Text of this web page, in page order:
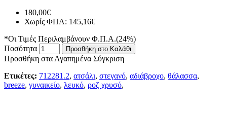
180,00€
Χωρίς ΦΠΑ: 145,16€
*Οι Τιμές Περιλαμβάνουν Φ.Π.Α.(24%)
Ποσότητα
Προσθήκη στο Καλάθι
Προσθήκη στα Αγαπημένα Σύγκριση
Ετικέτες: 712281.2, ατσάλι, στεγανό, αδιάβροχο, θάλασσα,
breeze, γυναικείο, λευκό, ροζ χρυσό,